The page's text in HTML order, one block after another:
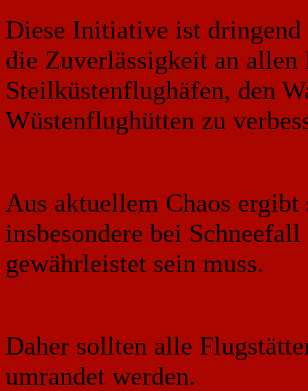
Diese Initiative ist
die Zuverlässigkeit an
Steilküstenflughäfen, den
Wüstenflughütten zu
Aus aktuellem Chaos ergibt
insbesondere bei
gewährleistet sein muss.
Daher sollten alle
umrandet werden.